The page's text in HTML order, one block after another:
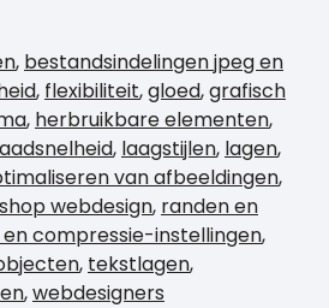
, bestandsindelingen jpeg en
, flexibiliteit,gloed,grafisch
, herbruikbare elementen,
, laagstijlen, lagen,
van afbeeldingen,
webdesign, randen en
compressie-instellingen,
, tekstlagen,
,webdesigners